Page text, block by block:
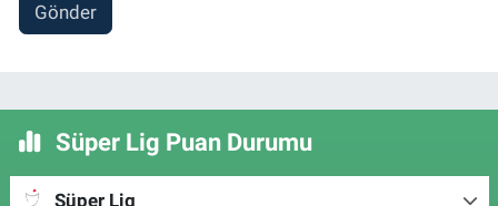
Gönder
Süper Lig Puan Durumu
Süper Lig